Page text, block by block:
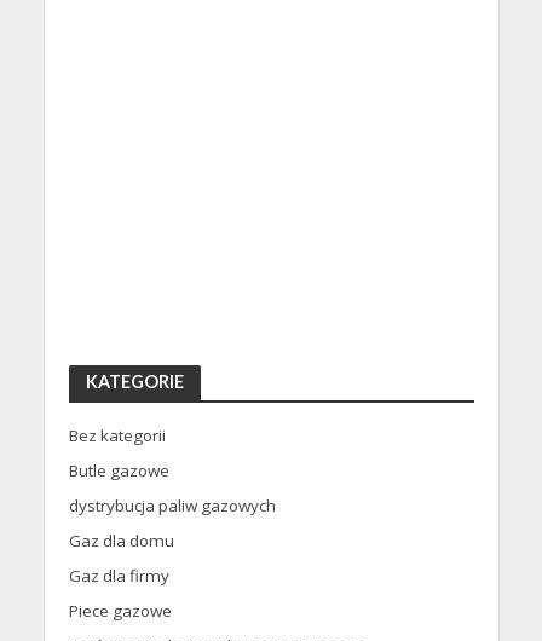
KATEGORIE
Bez kategorii
Butle gazowe
dystrybucja paliw gazowych
Gaz dla domu
Gaz dla firmy
Piece gazowe